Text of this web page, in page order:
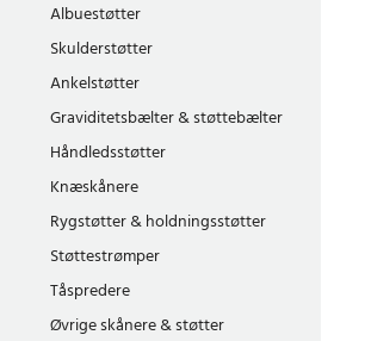
Albuestøtter
Skulderstøtter
Ankelstøtter
Graviditetsbælter & støttebælter
Håndledsstøtter
Knæskånere
Rygstøtter & holdningsstøtter
Støttestrømper
Tåspredere
Øvrige skånere & støtter